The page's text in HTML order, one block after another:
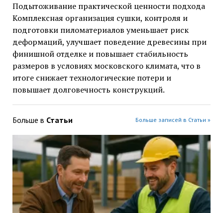
Подытоживание практической ценности подхода
Комплексная организация сушки, контроля и
подготовки пиломатериалов уменьшает риск
деформаций, улучшает поведение древесины при
финишной отделке и повышает стабильность
размеров в условиях московского климата, что в
итоге снижает технологические потери и
повышает долговечность конструкций.
Больше в Статьи Больше записей в Статьи »